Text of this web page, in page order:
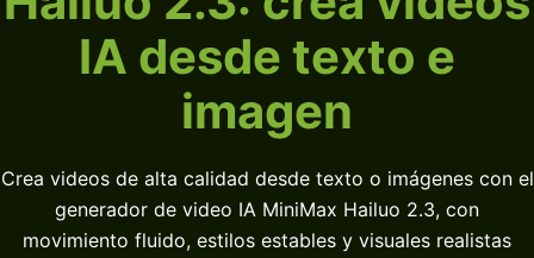
IA desde texto e
imagen
Crea videos de alta calidad desde texto o imágenes con el
generador de video IA MiniMax Hailuo 2.3, con
movimiento fluido, estilos estables y visuales realistas